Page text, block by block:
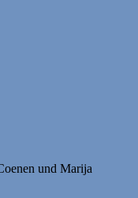
und Marija